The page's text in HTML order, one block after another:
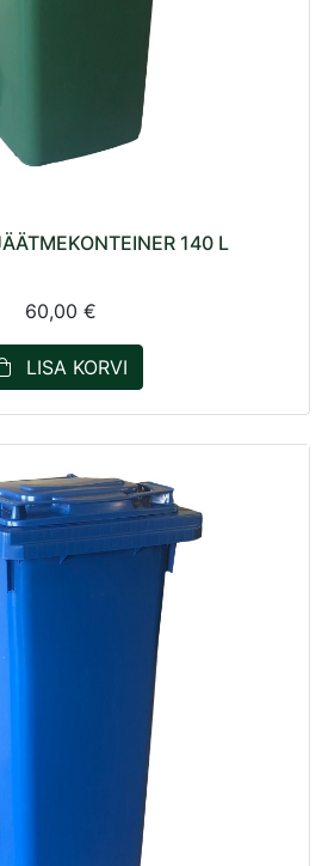
140 L
60,00 €
LISA KORVI